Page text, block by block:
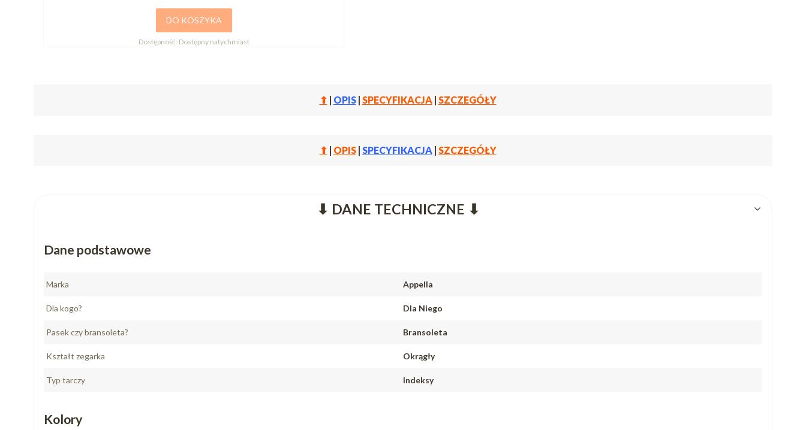
DO KOSZYKA
Dostępność: Dostępny natychmiast
⬆ | OPIS| SPECYFIKACJA| SZCZEGÓŁY
⬆ | OPIS| SPECYFIKACJA| SZCZEGÓŁY
⬇ DANE TECHNICZNE ⬇
Dane podstawowe
Marka Appella
Dla kogo? Dla Niego
Pasek czy bransoleta? Bransoleta
Kształt zegarka Okrągły
Typ tarczy Indeksy
Kolory